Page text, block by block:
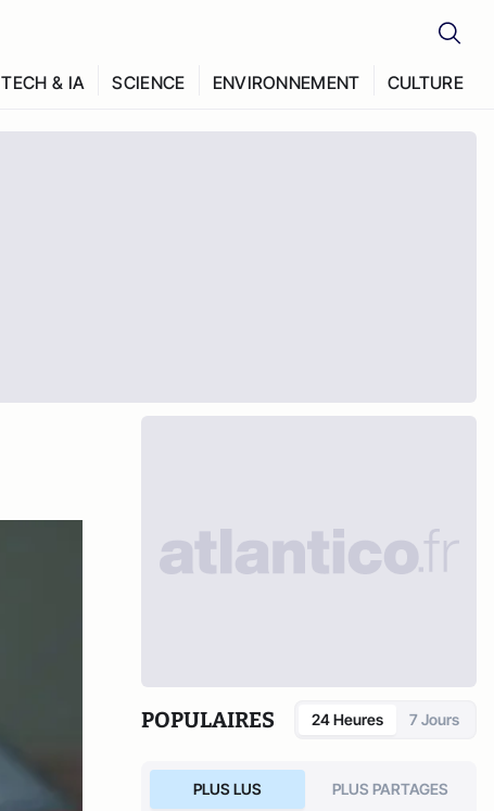
TECH & IA SCIENCE ENVIRONNEMENT CULTURE
POPULAIRES 24 Heures 7 Jours
PLUS LUS PLUS PARTAGES